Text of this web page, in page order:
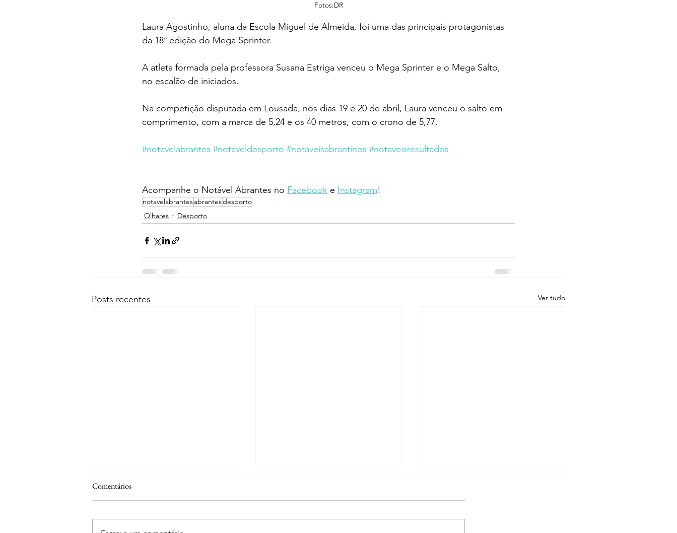
Fotos:DR
Laura Agostinho, aluna da Escola Miguel de Almeida, foi uma das principais protagonistas
da 18ª edição do Mega Sprinter.
A atleta formada pela professora Susana Estriga venceu o Mega Sprinter e o Mega Salto,
no escalão de iniciados.
Na competição disputada em Lousada, nos dias 19 e 20 de abril, Laura venceu o salto em
comprimento, com a marca de 5,24 e os 40 metros, com o crono de 5,77.
#notavelabrantes #notaveldesporto #notaveisabrantinos #notaveisresultados
Acompanhe o Notável Abrantes no Facebook e Instagram!
notavelabrantesabrantesdesporto
Olhares
Desporto
Posts recentes Ver tudo
Comentários